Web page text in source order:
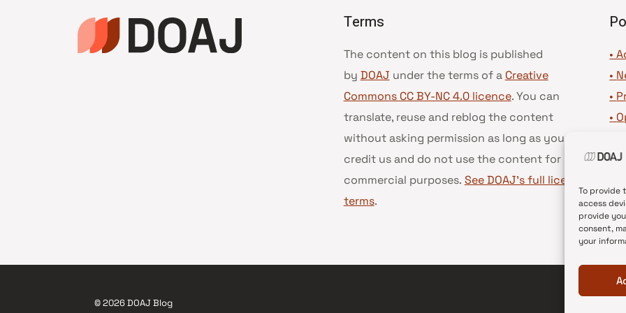
To provide
access
provide
consent,
your
Terms
The content on this blog is published
by DOAJ under the terms of a Creative
Commons CC BY-NC 4.0 licence. You can
translate, reuse and reblog the content
without asking permission as long as you
credit us and do not use the content for
commercial purposes. See DOAJ’s full license
terms.
•
•
•
•
•
© 2026 DOAJ Blog